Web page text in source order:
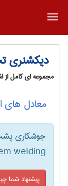
دیکشنری
مجموعه ای کامل
معادل
جوشکاری
welding
پیشنهاد شما